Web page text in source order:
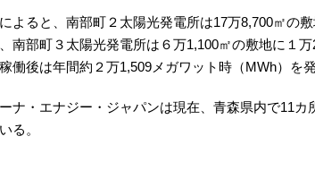
よると、南部町２太陽光発電所は17万8,700㎡の
南部町３太陽光発電所は６万1,100㎡の敷地に１
働後は年間約２万1,509メガワット時（MWh）を発
ナ・エナジー・ジャパンは現在、青森県内で11
る。